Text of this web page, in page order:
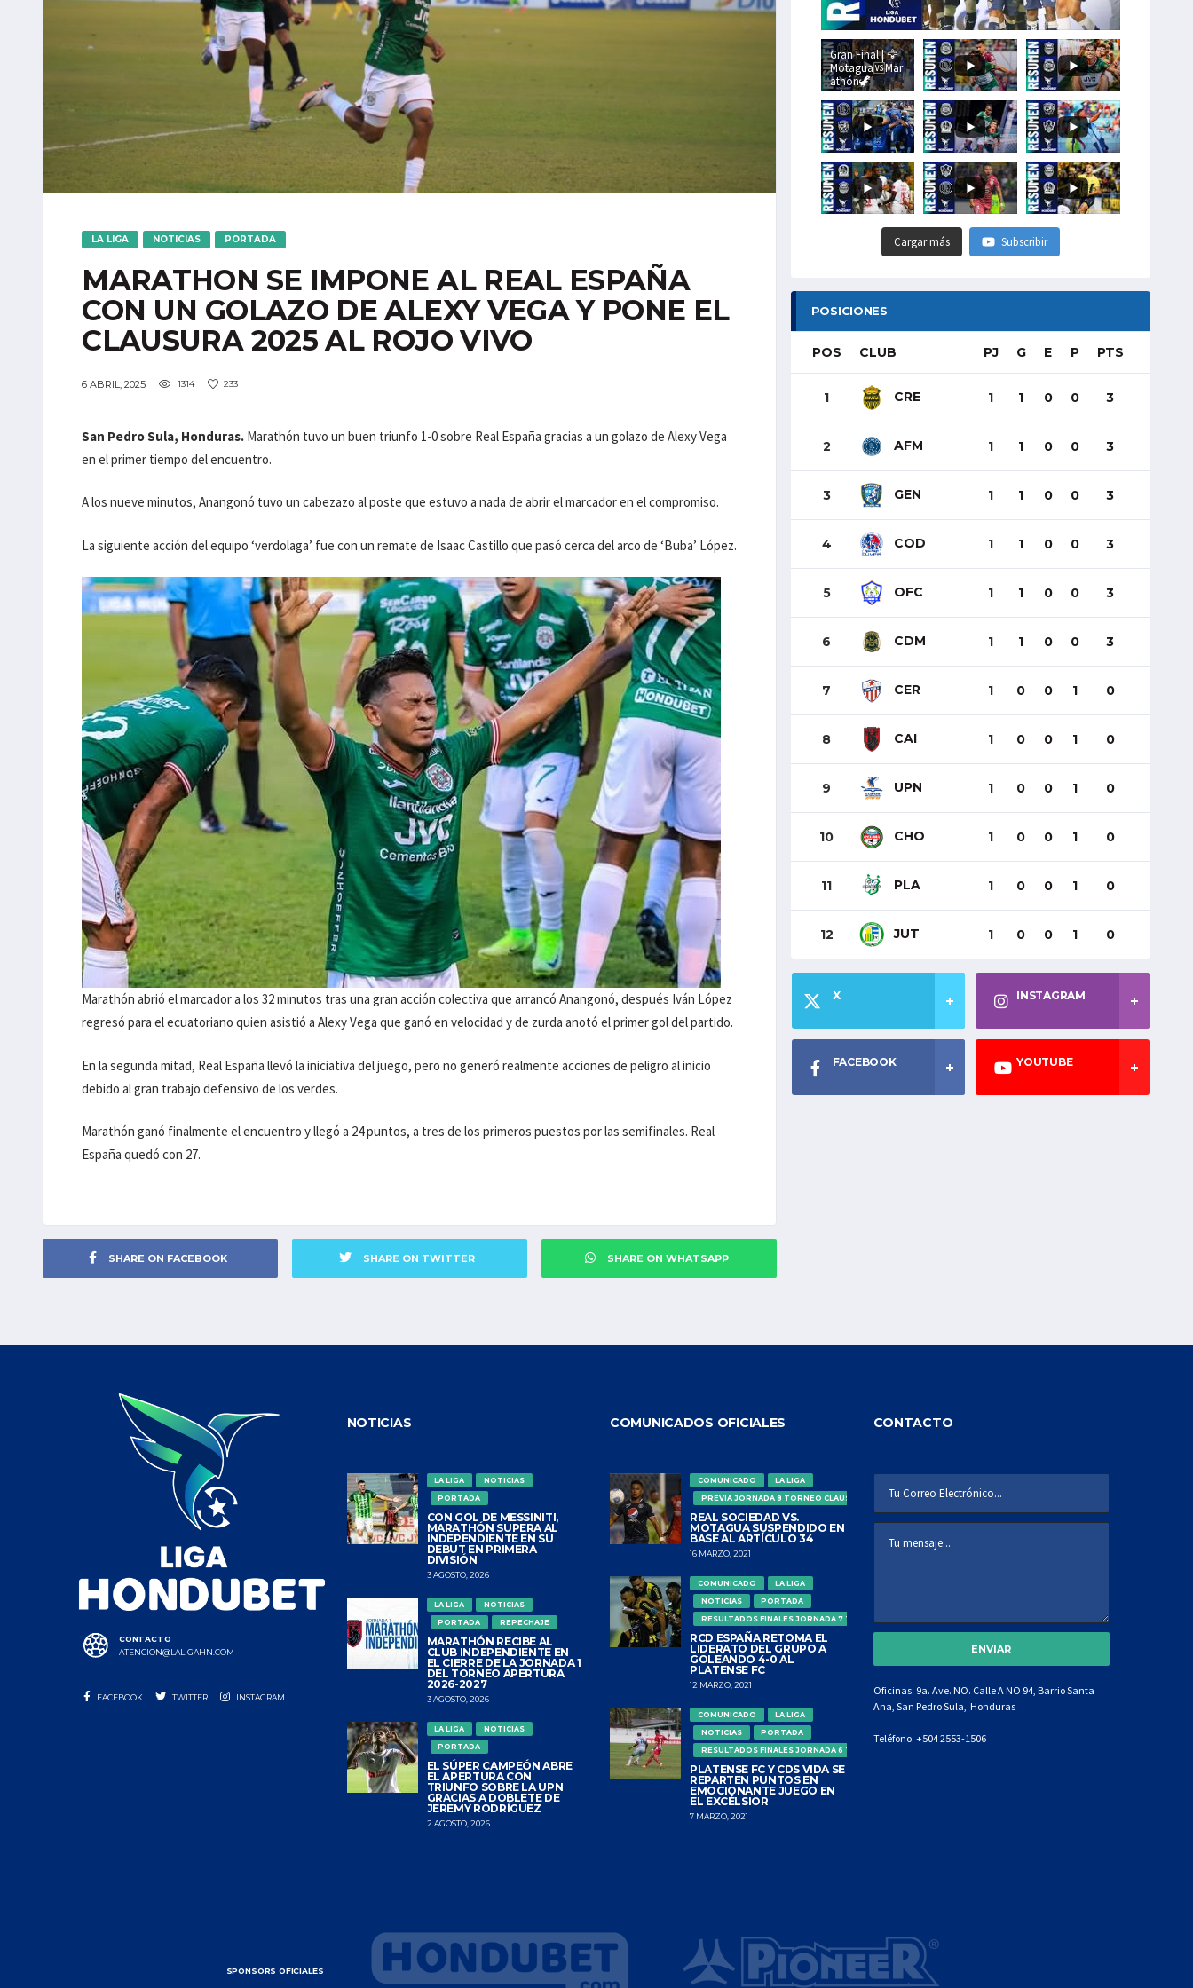
LA LIGA NOTICIAS PORTADA
MARATHON SE IMPONE AL REAL ESPAÑA
CON UN GOLAZO DE ALEXY VEGA Y PONE EL
CLAUSURA 2025 AL ROJO VIVO
6 ABRIL, 2025 1314 233
San Pedro Sula, Honduras. Marathón tuvo un buen triunfo 1-0 sobre Real España gracias a un golazo de Alexy Vega
en el primer tiempo del encuentro.
A los nueve minutos, Anangonó tuvo un cabezazo al poste que estuvo a nada de abrir el marcador en el compromiso.
La siguiente acción del equipo ‘verdolaga’ fue con un remate de Isaac Castillo que pasó cerca del arco de ‘Buba’ López.
Marathón abrió el marcador a los 32 minutos tras una gran acción colectiva que arrancó Anangonó, después Iván López
regresó para el ecuatoriano quien asistió a Alexy Vega que ganó en velocidad y de zurda anotó el primer gol del partido.
En la segunda mitad, Real España llevó la iniciativa del juego, pero no generó realmente acciones de peligro al inicio
debido al gran trabajo defensivo de los verdes.
Marathón ganó finalmente el encuentro y llegó a 24 puntos, a tres de los primeros puestos por las semifinales. Real
España quedó con 27.
SHARE ON FACEBOOK SHARE ON TWITTER SHARE ON WHATSAPP
Gran Final | 🦅
Motagua🆚Mar
athón🦖
#LigaHondubet
Cargar más Subscribir
POSICIONES
POS CLUB PJ G E P PTS
1 CRE 1 1 0 0 3
2 AFM 1 1 0 0 3
3 GEN 1 1 0 0 3
4 COD 1 1 0 0 3
5 OFC 1 1 0 0 3
6 CDM 1 1 0 0 3
7 CER 1 0 0 1 0
8 CAI 1 0 0 1 0
9 UPN 1 0 0 1 0
10 CHO 1 0 0 1 0
11 PLA 1 0 0 1 0
12 JUT 1 0 0 1 0
X INSTAGRAM
FACEBOOK YOUTUBE
CONTACTO
ATENCION@LALIGAHN.COM
FACEBOOK TWITTER INSTAGRAM
NOTICIAS
LA LIGA
NOTICIAS
PORTADA
CON GOL DE MESSINITI,
MARATHÓN SUPERA AL
INDEPENDIENTE EN SU
DEBUT EN PRIMERA
DIVISIÓN
3 AGOSTO, 2026
LA LIGA
NOTICIAS
PORTADA
REPECHAJE
MARATHÓN RECIBE AL
CLUB INDEPENDIENTE EN
EL CIERRE DE LA JORNADA 1
DEL TORNEO APERTURA
2026-2027
3 AGOSTO, 2026
LA LIGA
NOTICIAS
PORTADA
EL SÚPER CAMPEÓN ABRE
EL APERTURA CON
TRIUNFO SOBRE LA UPN
GRACIAS A DOBLETE DE
JEREMY RODRÍGUEZ
2 AGOSTO, 2026
COMUNICADOS OFICIALES
COMUNICADO
LA LIGA
PREVIA JORNADA 8 TORNEO CLAUSURA
REAL SOCIEDAD VS.
MOTAGUA SUSPENDIDO EN
BASE AL ARTÍCULO 34
16 MARZO, 2021
COMUNICADO
LA LIGA
NOTICIAS
PORTADA
RESULTADOS FINALES JORNADA 7 TORNEO CLAUSURA
RCD ESPAÑA RETOMA EL
LIDERATO DEL GRUPO A
GOLEANDO 4-0 AL
PLATENSE FC
12 MARZO, 2021
COMUNICADO
LA LIGA
NOTICIAS
PORTADA
RESULTADOS FINALES JORNADA 6 TORNEO CLAUSURA
PLATENSE FC Y CDS VIDA SE
REPARTEN PUNTOS EN
EMOCIONANTE JUEGO EN
EL EXCÉLSIOR
7 MARZO, 2021
CONTACTO
Oficinas: 9a. Ave. NO. Calle A NO 94, Barrio Santa
Ana, San Pedro Sula, Honduras
Teléfono: +504 2553-1506
SPONSORS OFICIALES